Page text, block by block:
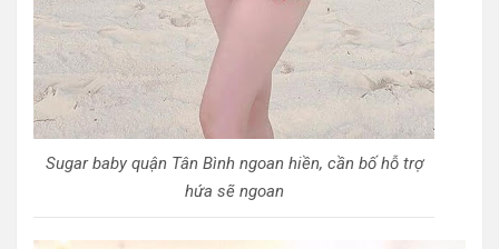
Sugar baby quận Tân Bình ngoan hiền, cần bố hỗ trợ
hứa sẽ ngoan